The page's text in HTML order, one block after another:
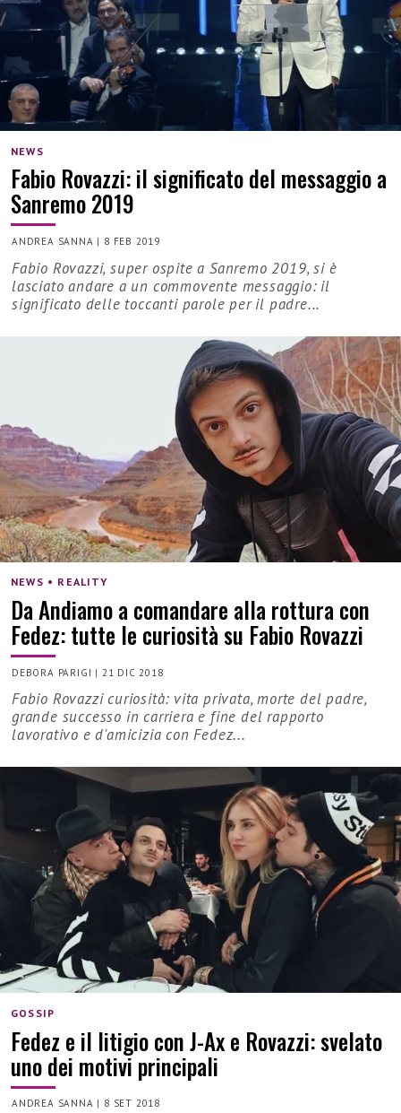
NEWS
Fabio Rovazzi: il significato del messaggio a
Sanremo 2019
ANDREA SANNA | 8 FEB 2019
Fabio Rovazzi, super ospite a Sanremo 2019, si è
lasciato andare a un commovente messaggio: il
significato delle toccanti parole per il padre...
NEWS • REALITY
Da Andiamo a comandare alla rottura con
Fedez: tutte le curiosità su Fabio Rovazzi
DEBORA PARIGI | 21 DIC 2018
Fabio Rovazzi curiosità: vita privata, morte del padre,
grande successo in carriera e fine del rapporto
lavorativo e d'amicizia con Fedez...
GOSSIP
Fedez e il litigio con J-Ax e Rovazzi: svelato
uno dei motivi principali
ANDREA SANNA | 8 SET 2018